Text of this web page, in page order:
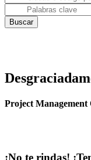
Project
¡No te rindas!